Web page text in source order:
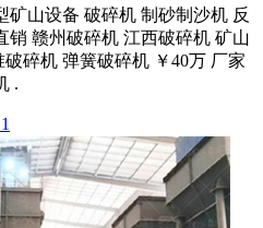
矿山设备 破碎机 制砂制沙机 反
销 赣州破碎机 江西破碎机 矿山
碎机 弹簧破碎机 ￥40万 厂家
.